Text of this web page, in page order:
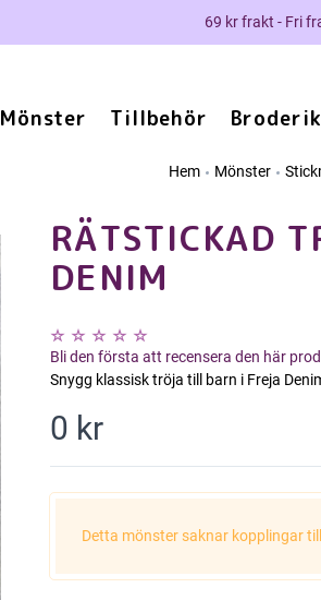
69 kr frakt - Fri
Mönster Tillbehör
Hem Mönster
RÄTSTICKAD
DENIM
Bli den första att recensera den här
Snygg klassisk tröja till barn i Freja
0 kr
Detta mönster saknar kopplingar